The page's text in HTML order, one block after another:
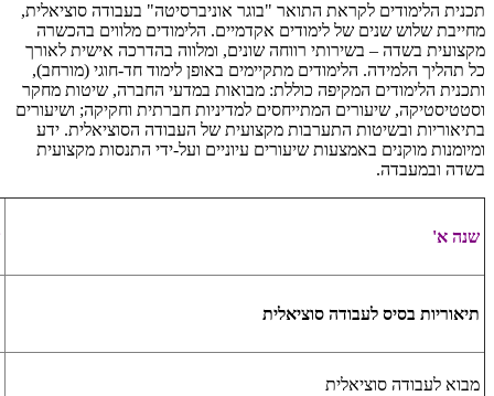
תכנית הלימודים לקראת התואר "בוגר אוניברסיטה" בעבודה סוציאלית,
מחייבת שלוש שנים של לימודים אקדמיים. הלימודים מלווים בהכשרה
מקצועית בשדה – בשירותי רווחה שונים, ומלווה בהדרכה אישית לאורך
כל תהליך הלמידה. הלימודים מתקיימים באופן לימוד חד-חוגי (מורחב),
ותכנית הלימודים המקיפה כוללת: מבואות במדעי החברה, שיטות מחקר
וסטטיסטיקה, שיעורים המתייחסים למדיניות חברתית וחקיקה; ושיעורים
בתיאוריות ובשיטות התערבות מקצועית של העבודה הסוציאלית. ידע
ומיומנות מוקנים באמצעות שיעורים עיוניים ועל-ידי התנסות מקצועית
בשדה ובמעבדה.
שנה א'
תיאוריות בסיס לעבודה סוציאלית
מבוא לעבודה סוציאלית